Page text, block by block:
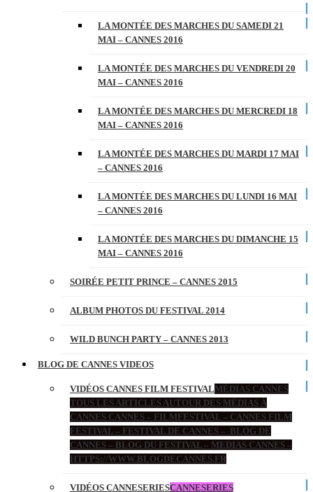
LA MONTÉE DES MARCHES DU SAMEDI 21
MAI – CANNES 2016
LA MONTÉE DES MARCHES DU VENDREDI 20
MAI – CANNES 2016
LA MONTÉE DES MARCHES DU MERCREDI 18
MAI – CANNES 2016
LA MONTÉE DES MARCHES DU MARDI 17 MAI
– CANNES 2016
LA MONTÉE DES MARCHES DU LUNDI 16 MAI
– CANNES 2016
LA MONTÉE DES MARCHES DU DIMANCHE 15
MAI – CANNES 2016
SOIRÉE PETIT PRINCE – CANNES 2015
ALBUM PHOTOS DU FESTIVAL 2014
WILD BUNCH PARTY – CANNES 2013
BLOG DE CANNES VIDEOS
VIDÉOS CANNES FILM FESTIVALMÉDIAS CANNES
TOUS LES ARTICLES AUTOUR DES MÉDIAS À
CANNES CANNES – FILMFESTIVAL – CANNES FILM
FESTIVAL – FESTIVAL DE CANNES – BLOG DE
CANNES – BLOG DU FESTIVAL – MEDIAS CANNES –
HTTPS://WWW.BLOGDECANNES.FR
VIDÉOS CANNESERIESCANNESERIES